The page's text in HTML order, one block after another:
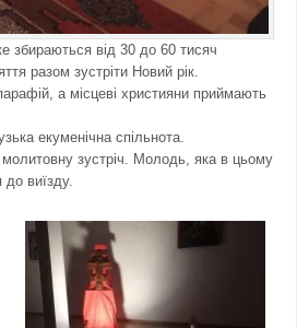
збираються від 30 до 60 тисяч
разом зустріти Новий рік.
а місцеві християни приймають
екуменічна спільнота.
зустріч. Молодь, яка в цьому
до виїзду.